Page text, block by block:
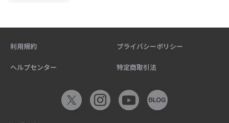
利用規約 プライバシーポリシー
ヘルプセンター 特定商取引法